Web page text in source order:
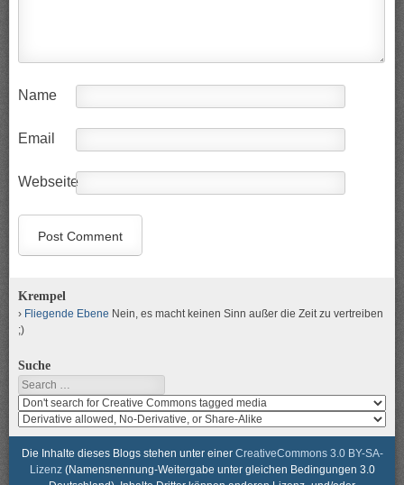
Name
Email
Webseite
Krempel
Fliegende Ebene Nein, es macht keinen Sinn außer die Zeit zu vertreiben
;)
Suche
Search
Search
media
for
usage
rights
search
media
for
modification
Die Inhalte dieses Blogs stehen unter einer CreativeCommons 3.0 BY-SA-
Lizenz(Namensnennung-Weitergabe unter gleichen Bedingungen 3.0